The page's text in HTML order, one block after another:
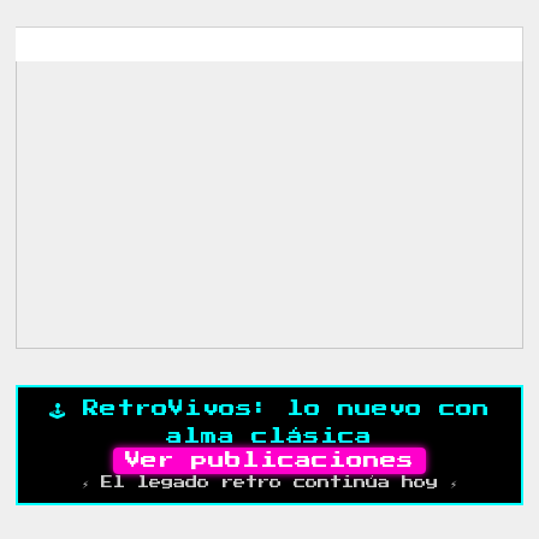
🕹️ RetroVivos: lo nuevo con
alma clásica
Ver publicaciones
⚡ El legado retro continúa hoy ⚡